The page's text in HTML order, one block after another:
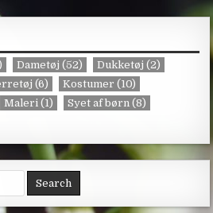
Dametøj (52) Dukketøj (2)
(6) Kostumer (10)
Maleri (1) Syet af børn (8)